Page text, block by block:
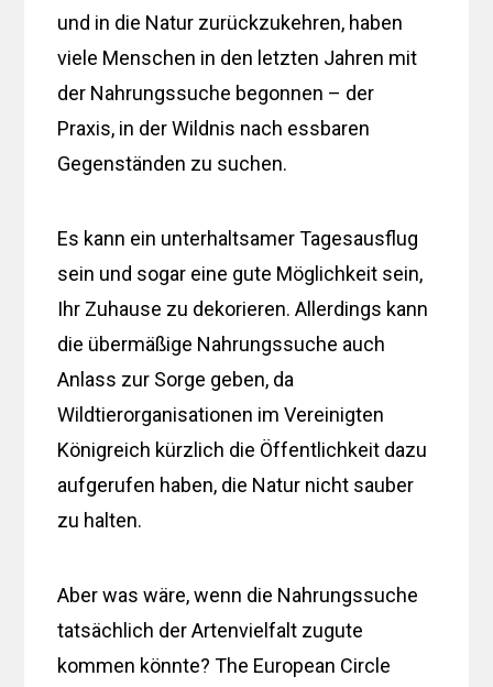
und in die Natur zurückzukehren, haben
viele Menschen in den letzten Jahren mit
der Nahrungssuche begonnen – der
Praxis, in der Wildnis nach essbaren
Gegenständen zu suchen.
Es kann ein unterhaltsamer Tagesausflug
sein und sogar eine gute Möglichkeit sein,
Ihr Zuhause zu dekorieren. Allerdings kann
die übermäßige Nahrungssuche auch
Anlass zur Sorge geben, da
Wildtierorganisationen im Vereinigten
Königreich kürzlich die Öffentlichkeit dazu
aufgerufen haben, die Natur nicht sauber
zu halten.
Aber was wäre, wenn die Nahrungssuche
tatsächlich der Artenvielfalt zugute
kommen könnte? The European Circle